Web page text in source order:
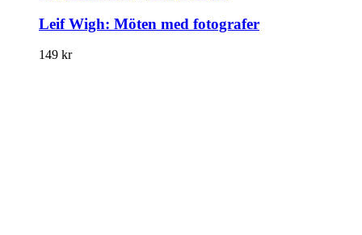
Leif Wigh: Möten med fotografer
149 kr